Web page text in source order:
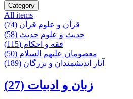
Category
All items
قرآن و علوم قرآن (74)
حدیث و علوم حدیث (58)
فقه و احکام (115)
معصومان علیهم السلام (50)
آثار اندیشمندان و بزرگان (189)
زبان و ادبیات (27)